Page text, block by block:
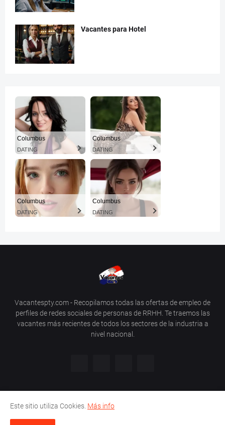
Vacantes para Hotel
Columbus
DATING
Columbus
DATING
Columbus
DATING
Columbus
DATING
Vacantespty.com - Recopilamos todas las ofertas de empleo de
perfiles de redes sociales de personas de RRHH. Te traemos las
vacantes más recientes de todos los sectores de la industria a
nivel nacional.
Cookies Privacidad
Este sitio utiliza Cookies. Más info